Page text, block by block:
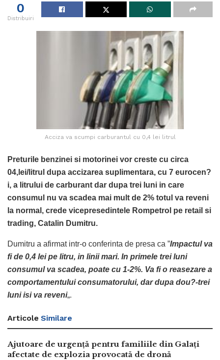
0
Distribuiri
Acciza va scumpi carburantul cu 0,4 lei litrul
Preturile benzinei si motorinei vor creste cu circa
04,lei/litrul dupa accizarea suplimentara, cu 7 eurocen?
i, a litrului de carburant dar dupa trei luni in care
consumul nu va scadea mai mult de 2% totul va reveni
la normal, crede vicepresedintele Rompetrol pe retail si
trading, Catalin Dumitru.
Dumitru a afirmat intr-o conferinta de presa ca ”Impactul va
fi de 0,4 lei pe litru, in linii mari. In primele trei luni
consumul va scadea, poate cu 1-2%. Va fi o reasezare a
comportamentului consumatorului, dar dupa dou?-trei
luni isi va reveni„.
Articole Similare
Ajutoare de urgență pentru familiile din Galați
afectate de explozia provocată de dronă